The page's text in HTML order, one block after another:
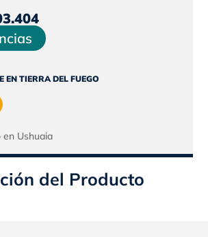
El
precio
actual
es:
EN TIERRA DEL FUEGO
del Producto